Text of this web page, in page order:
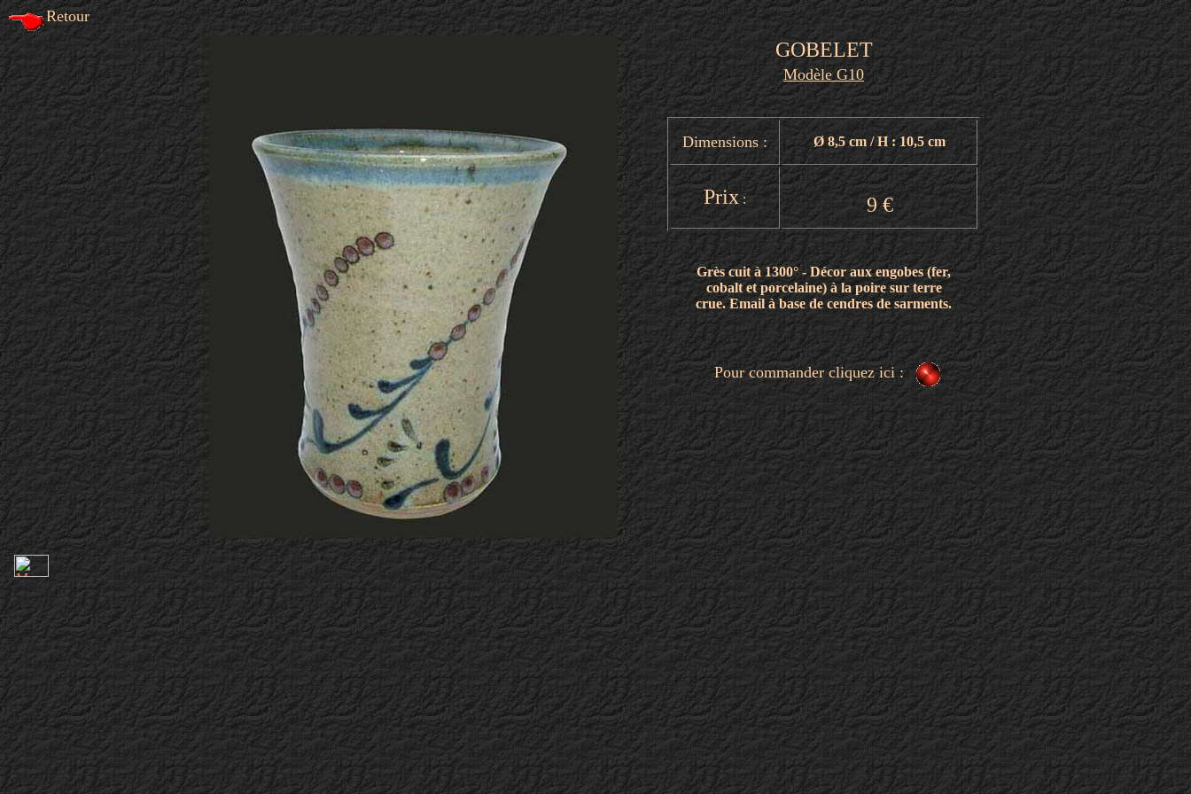
Retour
GOBELET
Modèle G10
Dimensions : Ø 8,5 cm / H : 10,5 cm
Prix : 9€
Grès cuit à 1300° - Décor aux engobes (fer,
cobalt et porcelaine) à la poire sur terre
crue. Email à base de cendres de sarments.
Pour commander cliquez ici :